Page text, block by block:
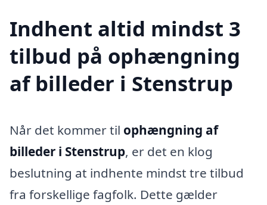
Indhent altid mindst 3
tilbud på ophængning
af billeder i Stenstrup
Når det kommer til ophængning af
billeder i Stenstrup, er det en klog
beslutning at indhente mindst tre tilbud
fra forskellige fagfolk. Dette gælder